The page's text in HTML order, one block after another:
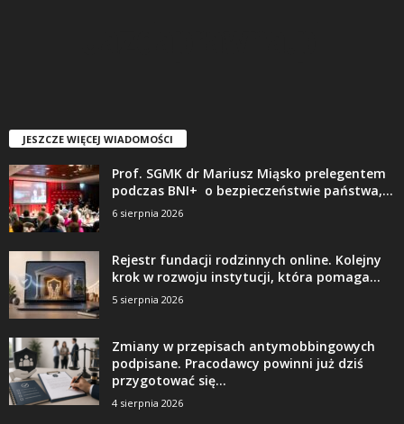
JESZCZE WIĘCEJ WIADOMOŚCI
Prof. SGMK dr Mariusz Miąsko prelegentem
podczas BNI+ o bezpieczeństwie państwa,...
6 sierpnia 2026
Rejestr fundacji rodzinnych online. Kolejny
krok w rozwoju instytucji, która pomaga...
5 sierpnia 2026
Zmiany w przepisach antymobbingowych
podpisane. Pracodawcy powinni już dziś
przygotować się...
4 sierpnia 2026